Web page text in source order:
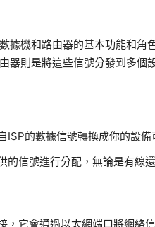
據機和路由器的基本功能和角
器則是將這些信號分發到多個
ISP的數據信號轉換成你的設備
的信號進行分配，無論是有線
，它會通過以太網端口將網絡